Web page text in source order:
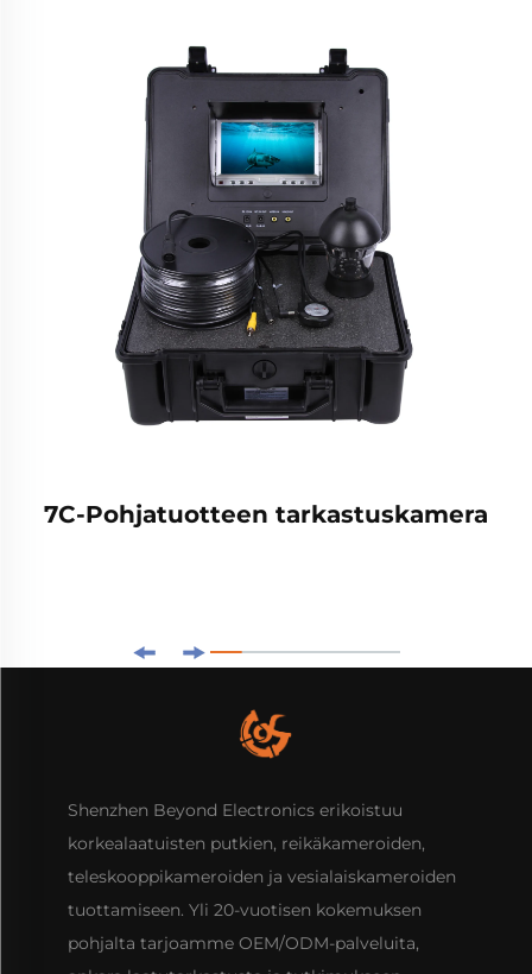
7C-Pohjatuotteen tarkastuskamera
Shenzhen Beyond Electronics erikoistuu
korkealaatuisten putkien, reikäkameroiden,
teleskooppikameroiden ja vesialaiskameroiden
tuottamiseen. Yli 20-vuotisen kokemuksen
pohjalta tarjoamme OEM/ODM-palveluita,